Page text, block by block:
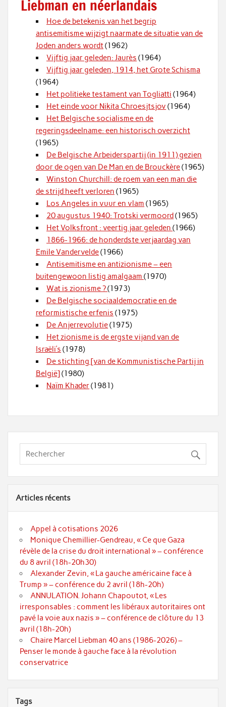
Liebman en néerlandais
Hoe de betekenis van het begrip
antisemitisme wijzigt naarmate de situatie van de
Joden anders wordt(1962)
Vijftig jaar geleden: Jaurès (1964)
Vijftig jaar geleden, 1914, het Grote Schisma
(1964)
Het politieke testament van Togliatti (1964)
Het einde voor Nikita Chroesjtsjov (1964)
Het Belgische socialisme en de
regeringsdeelname: een historisch overzicht
(1965)
De Belgische Arbeiderspartij (in 1911) gezien
door de ogen van De Man en de Brouckère(1965)
Winston Churchill: de roem van een man die
de strijd heeft verloren (1965)
Los Angeles in vuur en vlam (1965)
20 augustus 1940: Trotski vermoord(1965)
Het Volksfront : veertig jaar geleden(1966)
1866-1966: de honderdste verjaardag van
Emile Vandervelde(1966)
Antisemitisme en antizionisme – een
buitengewoon listig amalgaam (1970)
Wat is zionisme ?(1973)
De Belgische sociaaldemocratie en de
reformistische erfenis (1975)
De Anjerrevolutie(1975)
Het zionisme is de ergste vijand van de
Israëli’s (1978)
De stichting [van de Kommunistische Partij in
België](1980)
Naïm Khader(1981)
Articles récents
Appel à cotisations 2026
Monique Chemillier-Gendreau, « Ce que Gaza
révèle de la crise du droit international » – conférence
du 8 avril (18h-20h30)
Alexander Zevin, « La gauche américaine face à
Trump » – conférence du 2 avril (18h-20h)
ANNULATION. Johann Chapoutot, « Les
irresponsables : comment les libéraux autoritaires ont
pavé la voie aux nazis » – conférence de clôture du 13
avril (18h-20h)
Chaire Marcel Liebman 40 ans (1986-2026) –
Penser le monde à gauche face à la révolution
conservatrice
Tags